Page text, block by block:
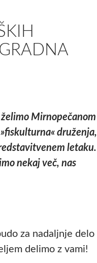
Mirnopečanom
druženja,
letaku.
nekaj več, nas
za nadaljnje delo
delimo z vami!